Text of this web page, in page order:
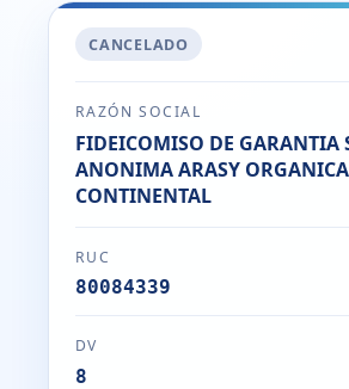
CANCELADO
RAZÓN SOCIAL
FIDEICOMISO DE GARANTIA
ANONIMA ARASY
CONTINENTAL
RUC
80084339
DV
8